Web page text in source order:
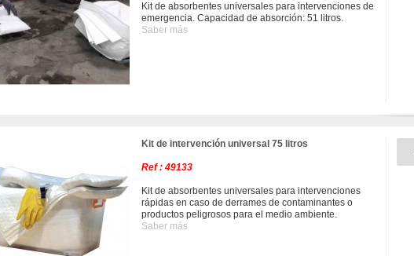
Kit de absorbentes universales para intervenciones de
emergencia. Capacidad de absorción: 51 litros.
Saber más
Kit de intervención universal 75 litros
Ref : 49133
Kit de absorbentes universales para intervenciones
rápidas en caso de derrames de contaminantes o
productos peligrosos para el medio ambiente.
Saber más